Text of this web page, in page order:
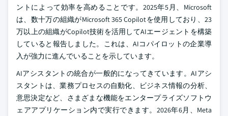
ントによって効率を高めることです。2025年5月、Microsoft
は、数十万の組織がMicrosoft 365 Copilotを使用しており、23
万以上の組織がCopilot技術を活用してAIエージェントを構築
していると報告しました。これは、AIコパイロットの企業導
入が強力に進んでいることを示しています。
AIアシスタントの統合が一般的になってきています。AIアシ
スタントは、業務プロセスの自動化、ビジネス情報の分析、
意思決定など、さまざまな機能をエンタープライズソフトウ
ェアアプリケーション内で実行できます。2026年6月、Meta